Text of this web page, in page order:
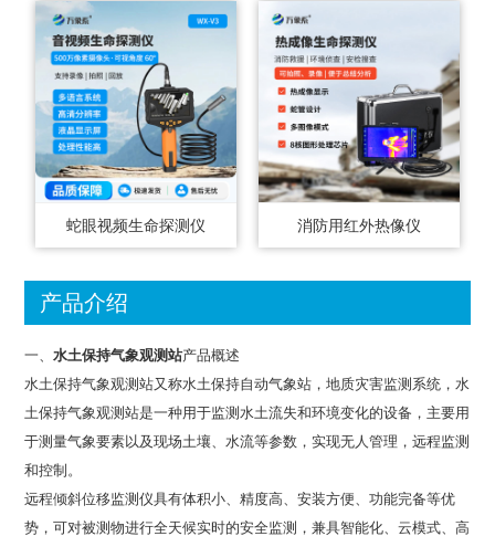
蛇眼视频生命探测仪 消防用红外热像仪
产品介绍
一、 水土保持气象观测站产品概述
水土保持气象观测站又称水土保持自动气象站，地质灾害监测系统，水
土保持气象观测站是一种用于监测水土流失和环境变化的设备，主要用
于测量气象要素以及现场土壤、水流等参数，实现无人管理，远程监测
和控制。
远程倾斜位移监测仪具有体积小、精度高、安装方便、功能完备等优
势，可对被测物进行全天候实时的安全监测，兼具智能化、云模式、高